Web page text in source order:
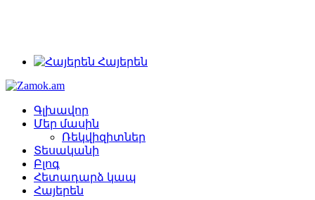
Հայերեն
Գլխավոր
Մեր մասին
Ռեկվիզիտներ
Տեսականի
Բլոգ
Հետադարձ կապ
Հայերեն